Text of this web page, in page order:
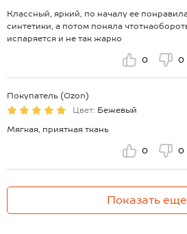
Классный, яркий, по началу ее
синтетики, а потом поняла
испаряется и не так жарко
0 0
Покупатель (Ozon)
Цвет: Бежевый
Мягкая, приятная ткань
0 0
Показать еще